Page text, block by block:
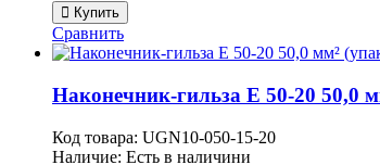
Купить
Сравнить
Наконечник-гильза Е 50-20 50,0
Код товара: UGN10-050-15-20
Наличие: Есть в наличини